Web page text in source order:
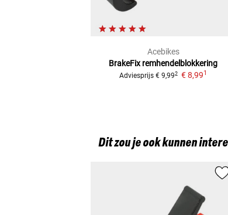
Acebikes
BrakeFix remhendelblokkering
Adviesprijs € 9,992 € 8,991
Dit zou je ook kunnen